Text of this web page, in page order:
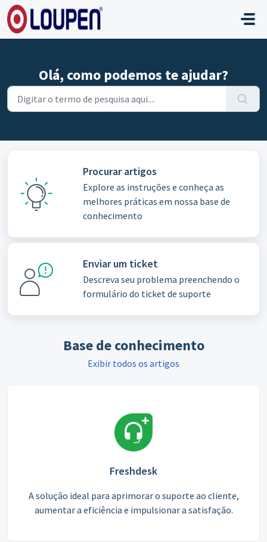
Ir para o conteúdo principal
Olá, como podemos te ajudar?
Procurar artigos
Explore as instruções e conheça as
melhores práticas em nossa base de
conhecimento
Enviar um ticket
Descreva seu problema preenchendo o
formulário do ticket de suporte
Base de conhecimento
Exibir todos os artigos
Freshdesk
A solução ideal para aprimorar o suporte ao cliente,
aumentar a eficiência e impulsionar a satisfação.